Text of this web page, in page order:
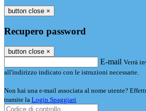
button close ×
Recupero password
button close ×
E-mail Verrà
all'indirizzo indicato con le istruzioni necessarie.
Non hai una e-mail associata al nome utente?
tramite la Login Spaggiari